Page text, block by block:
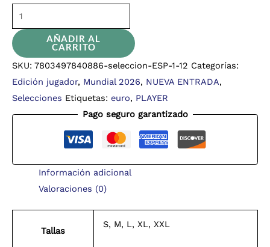
AÑADIR AL
CARRITO
SKU: 7803497840886-seleccion-ESP-1-12 Categorías:
Edición jugador, Mundial 2026, NUEVA ENTRADA,
Selecciones Etiquetas: euro, PLAYER
Pago seguro garantizado
Información adicional
Valoraciones (0)
Tallas
S, M, L, XL, XXL